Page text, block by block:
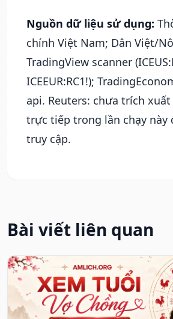
Nguồn dữ liệu sử dụng:
chính Việt Nam; Dân Việt/
TradingView scanner
ICEEUR:RC1!);
api. Reuters: chưa trích
trực tiếp trong lần chạy này
truy cập.
Bài viết liên quan